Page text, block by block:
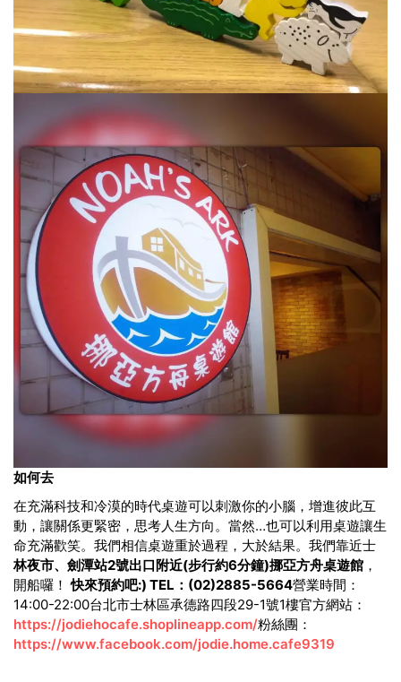
如何去
在充滿科技和冷漠的時代桌遊可以刺激你的小腦，增進彼此互
動，讓關係更緊密，思考人生方向。 當然…也可以利用桌遊讓生
命充滿歡笑。 我們相信桌遊重於過程，大於結果。 我們靠近士
林夜市、劍潭站2號出口附近(步行約6分鐘)挪亞方舟桌遊館 ，
開船囉！ 快來預約吧:) TEL：(02)2885-5664營業時間：
14:00-22:00台北市士林區承德路四段29-1號1樓官方網站：
https://jodiehocafe.shoplineapp.com/粉絲團：
https://www.facebook.com/jodie.home.cafe9319